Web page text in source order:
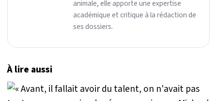
animale, elle apporte une expertise
académique et critique à la rédaction de
ses dossiers.
À lire aussi